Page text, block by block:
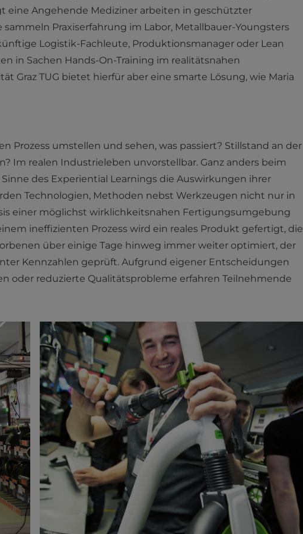
eine Angehende Mediziner arbeiten in geschützter
Praxiserfahrung im Labor, Metallbauer-Youngsters
Logistik-Fachleute, Produktionsmanager oder Lean
in Sachen Hands-On-Training im realitätsnahen
Graz TUG bietet hierfür aber eine smarte Lösung, wie Maria
Prozess umstellen und sehen, was passiert? Stillstand an der
Im realen Industrieleben unvorstellbar. Ganz anders beim
des Experiential Learnings die Auswirkungen ihrer
Technologien, Methoden nebst Werkzeugen nicht nur in
einer möglichst wirklichkeitsnahen Fertigungsumgebung
ineffizienten Prozess wird ein reales Produkt gefertigt, die
über einige Tage hinweg immer weiter optimiert, der
Kennzahlen geprüft. Aufgrund eigener Entscheidungen
oder reduzierte Qualitätsprobleme erfahren Teilnehmende